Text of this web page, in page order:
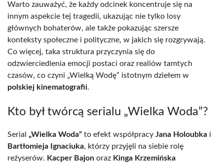
Warto zauważyć, że każdy odcinek koncentruje się na
innym aspekcie tej tragedii, ukazując nie tylko losy
głównych bohaterów, ale także pokazując szersze
konteksty społeczne i polityczne, w jakich się rozgrywają.
Co więcej, taka struktura przyczynia się do
odzwierciedlenia emocji postaci oraz realiów tamtych
czasów, co czyni „Wielką Wodę” istotnym dziełem w
polskiej kinematografii.
Kto był twórcą serialu „Wielka Woda”?
Serial „Wielka Woda” to efekt współpracy Jana Holoubka i
Bartłomieja Ignaciuka, którzy przyjęli na siebie rolę
reżyserów. Kacper Bajon oraz Kinga Krzemińska